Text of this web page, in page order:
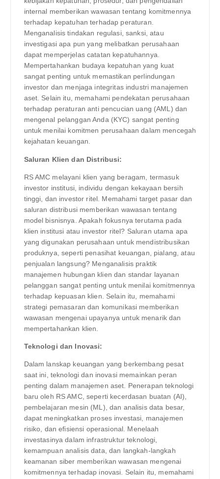
internal memberikan wawasan tentang komitmennya
terhadap kepatuhan terhadap peraturan.
Menganalisis tindakan regulasi, sanksi, atau
investigasi apa pun yang melibatkan perusahaan
dapat memperjelas catatan kepatuhannya.
Mempertahankan budaya kepatuhan yang kuat
sangat penting untuk memastikan perlindungan
investor dan menjaga integritas industri manajemen
aset. Selain itu, memahami pendekatan perusahaan
terhadap peraturan anti pencucian uang (AML) dan
mengenal pelanggan Anda (KYC) sangat penting
untuk menilai komitmen perusahaan dalam mencegah
kejahatan keuangan.
Saluran Klien dan Distribusi:
RS AMC melayani klien yang beragam, termasuk
investor institusi, individu dengan kekayaan bersih
tinggi, dan investor ritel. Memahami target pasar dan
saluran distribusi memberikan wawasan tentang
model bisnisnya. Apakah fokusnya terutama pada
klien institusi atau investor ritel? Saluran utama apa
yang digunakan perusahaan untuk mendistribusikan
produknya, seperti penasihat keuangan, pialang, atau
penjualan langsung? Menganalisis praktik
manajemen hubungan klien dan standar layanan
pelanggan sangat penting untuk menilai komitmennya
terhadap kepuasan klien. Selain itu, memahami
strategi pemasaran dan komunikasi memberikan
wawasan mengenai upayanya untuk menarik dan
mempertahankan klien.
Teknologi dan Inovasi:
Dalam lanskap keuangan yang berkembang pesat
saat ini, teknologi dan inovasi memainkan peran
penting dalam manajemen aset. Penerapan teknologi
baru oleh RS AMC, seperti kecerdasan buatan (AI),
pembelajaran mesin (ML), dan analisis data besar,
dapat meningkatkan proses investasi, manajemen
risiko, dan efisiensi operasional. Menelaah
investasinya dalam infrastruktur teknologi,
kemampuan analisis data, dan langkah-langkah
keamanan siber memberikan wawasan mengenai
komitmennya terhadap inovasi. Selain itu, memahami